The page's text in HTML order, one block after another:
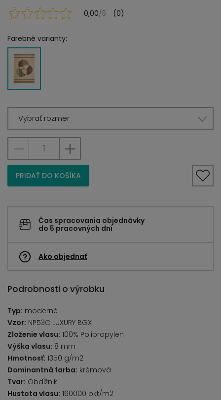
0,00/5 (0)
Farebné varianty:
Vybrať rozmer
PRIDAŤ DO KOŠÍKA
Čas spracovania objednávky
do 5 pracovných dní
Ako objednať
Podrobnosti o výrobku
Typ: moderné
Vzor: NP53C LUXURY BGX
Zloženie vlasu: 100% Polipropylen
Výška vlasu: 8 mm
Hmotnosť: 1350 g/m2
Dominantná farba: krémová
Tvar: Obdĺžnik
Hustota vlasu: 160000 pkt/m2